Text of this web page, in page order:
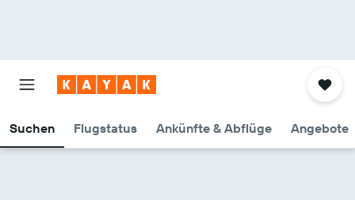
Suchen Flugstatus Ankünfte & Abflüge Angebote